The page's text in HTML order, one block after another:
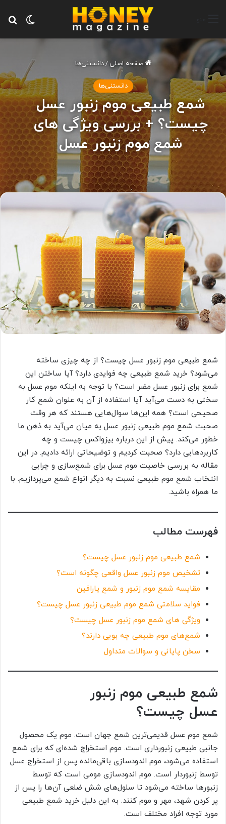
تغییر
صفحه اصلی /دانستنی‌ها
دانستنی‌ها
شمع طبیعی موم زنبور عسل
چیست؟ + بررسی ویژگی های
شمع موم زنبور عسل
شمع طبیعی موم زنبور عسل چیست؟ از چه چیزی ساخته
می‌شود؟ خرید شمع طبیعی چه فوایدی دارد؟ آیا ساختن این
شمع برای زنبور عسل مضر است؟ با توجه به اینکه موم عسل به
سختی به دست می‌آید آیا استفاده از آن به عنوان شمع کار
صحیحی است؟ همه این‌ها سوال‌هایی هستند که هر وقت
صحبت شمع موم طبیعی زنبور عسل به میان می‌آید به ذهن ما
خطور می‌کند. پیش از این درباره بیزواکس چیست و چه
کاربردهایی دارد؟ صحبت کردیم و توضیحاتی ارائه دادیم. در این
مقاله به بررسی خاصیت موم عسل برای شمع‌سازی و چرایی
انتخاب شمع موم طبیعی نسبت به دیگر انواع شمع می‌پردازیم. با
ما همراه باشید.
فهرست مطالب
شمع طبیعی موم زنبور عسل چیست؟
تشخیص موم زنبور عسل واقعی چگونه است؟
مقایسه شمع‌ موم زنبور و شمع‌ پارافین
فواید سلامتی شمع موم طبیعی زنبور عسل چیست؟
ویژگی های شمع موم زنبور عسل چیست؟
شمع‌های موم طبیعی چه بویی دارند؟
سخن پایانی و سوالات متداول
شمع طبیعی موم زنبور
عسل چیست؟
شمع موم عسل قدیمی‌ترین شمع جهان است. موم یک محصول
جانبی طبیعی زنبورداری است. موم استخراج شده‌ای که برای شمع
استفاده می‌شود، موم اندودسازی باقی‌مانده پس از استخراج عسل
توسط زنبوردار است. موم اندودسازی مومی است که توسط
زنبورها ساخته می‌شود تا سلول‌های شش ضلعی آن‌ها را پس از
پر کردن شهد، مهر و موم کنند. به این دلیل خرید شمع طبیعی
مورد توجه افراد مختلف است.